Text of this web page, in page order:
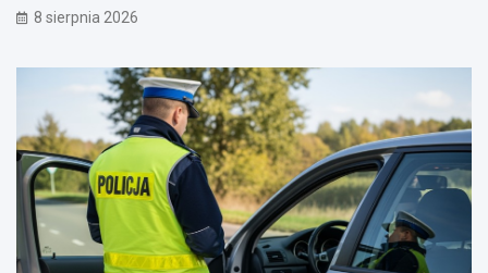
8 sierpnia 2026